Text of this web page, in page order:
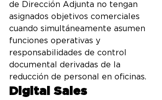
de Dirección Adjunta no tengan
asignados objetivos comerciales
cuando simultáneamente asumen
funciones operativas y
responsabilidades de control
documental derivadas de la
reducción de personal en oficinas.
Digital Sales